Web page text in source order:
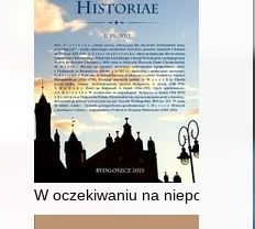
słów o kozielskiej wsi. Cz. 1
W oczekiwaniu na